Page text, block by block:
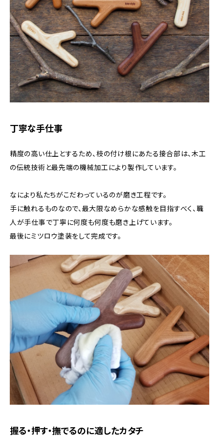
丁寧な手仕事
精度の高い仕上とするため、枝の付け根にあたる接合部は、木工
の伝統技術と最先端の機械加工により製作しています。
なにより私たちがこだわっているのが磨き工程です。
手に触れるものなので、最大限なめらかな感触を目指すべく、職
人が手仕事で丁寧に何度も何度も磨き上げています。
最後にミツロウ塗装をして完成です。
握る・押す・撫でるのに適したカタチ